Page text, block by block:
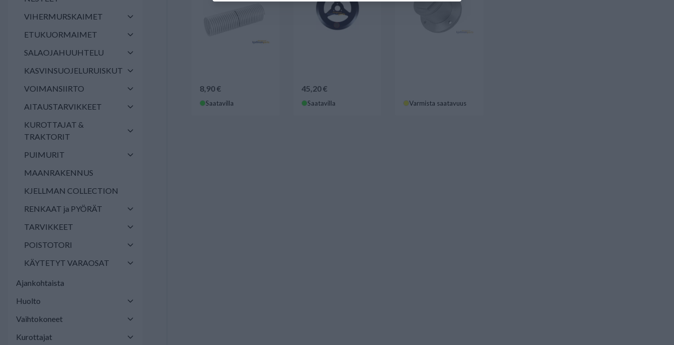
VIHERMURSKAIMET
ETUKUORMAIMET
SALAOJAHUUHTELU
KASVINSUOJELURUISKUT
VOIMANSIIRTO
AITAUSTARVIKKEET
KUROTTAJAT &
TRAKTORIT
PUIMURIT
MAANRAKENNUS
KJELLMAN COLLECTION
RENKAAT ja PYÖRÄT
TARVIKKEET
POISTOTORI
KÄYTETYT VARAOSAT
Ajankohtaista
Huolto
Vaihtokoneet
Kurottajat
8,90 €
Saatavilla
45,20 €
Saatavilla Varmista saatavuus